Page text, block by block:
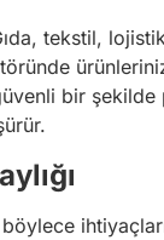
tekstil,
bir